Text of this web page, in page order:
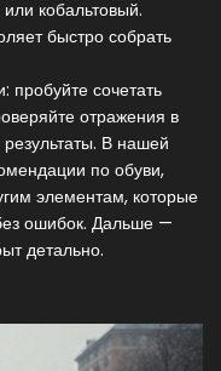
кобальтовый.
быстро собрать
пробуйте сочетать
отражения в
В нашей
по обуви,
элементам, которые
ошибок. Дальше —
детально.